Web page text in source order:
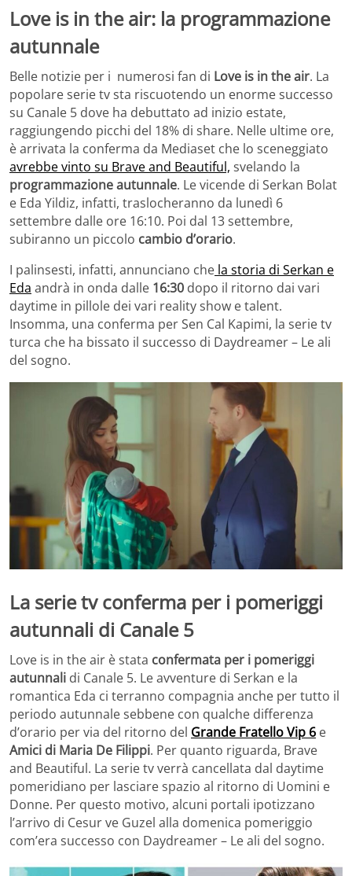
Love is in the air: la programmazione
autunnale
Belle notizie per i numerosi fan di Love is in the air. La
popolare serie tv sta riscuotendo un enorme successo
su Canale 5 dove ha debuttato ad inizio estate,
raggiungendo picchi del 18% di share. Nelle ultime ore,
è arrivata la conferma da Mediaset che lo sceneggiato
avrebbe vinto su Brave and Beautiful, svelando la
programmazione autunnale. Le vicende di Serkan Bolat
e Eda Yildiz, infatti, traslocheranno da lunedì 6
settembre dalle ore 16:10. Poi dal 13 settembre,
subiranno un piccolo cambio d’orario.
I palinsesti, infatti, annunciano che la storia di Serkan e
Eda andrà in onda dalle 16:30 dopo il ritorno dai vari
daytime in pillole dei vari reality show e talent.
Insomma, una conferma per Sen Cal Kapimi, la serie tv
turca che ha bissato il successo di Daydreamer – Le ali
del sogno.
La serie tv conferma per i pomeriggi
autunnali di Canale 5
Love is in the air è stata confermata per i pomeriggi
autunnali di Canale 5. Le avventure di Serkan e la
romantica Eda ci terranno compagnia anche per tutto il
periodo autunnale sebbene con qualche differenza
d’orario per via del ritorno del Grande Fratello Vip 6 e
Amici di Maria De Filippi. Per quanto riguarda, Brave
and Beautiful. La serie tv verrà cancellata dal daytime
pomeridiano per lasciare spazio al ritorno di Uomini e
Donne. Per questo motivo, alcuni portali ipotizzano
l’arrivo di Cesur ve Guzel alla domenica pomeriggio
com’era successo con Daydreamer – Le ali del sogno.